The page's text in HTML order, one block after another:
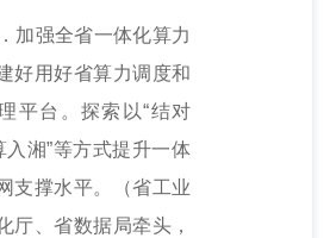
强全省一体化算力
好用好省算力调度和
平台。探索以“结对
入湘”等方式提升一体
支撑水平。（省工业
厅、省数据局牵头，